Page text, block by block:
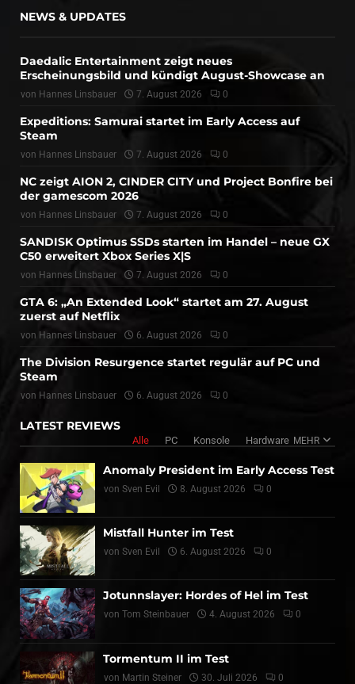
NEWS & UPDATES
Daedalic Entertainment zeigt neues
Erscheinungsbild und kündigt August-Showcase an
von Hannes Linsbauer 7. August 2026 0
Expeditions: Samurai startet im Early Access auf
Steam
von Hannes Linsbauer 7. August 2026 0
NC zeigt AION 2, CINDER CITY und Project Bonfire bei
der gamescom 2026
von Hannes Linsbauer 7. August 2026 0
SANDISK Optimus SSDs starten im Handel – neue GX
C50 erweitert Xbox Series X|S
von Hannes Linsbauer 7. August 2026 0
GTA 6: „An Extended Look“ startet am 27. August
zuerst auf Netflix
von Hannes Linsbauer 6. August 2026 0
The Division Resurgence startet regulär auf PC und
Steam
von Hannes Linsbauer 6. August 2026 0
LATEST REVIEWS
Alle PC Konsole Hardware MEHR
Anomaly President im Early Access Test
von Sven Evil 8. August 2026 0
Mistfall Hunter im Test
von Sven Evil 6. August 2026 0
Jotunnslayer: Hordes of Hel im Test
von Tom Steinbauer 4. August 2026 0
Tormentum II im Test
von Martin Steiner 30. Juli 2026 0